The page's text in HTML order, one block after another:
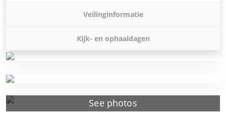
See photos
Veilinginformatie
Kijk- en ophaaldagen